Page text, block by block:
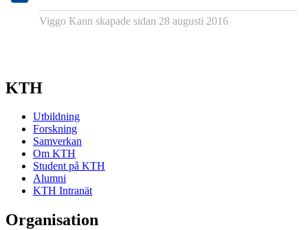
Viggo Kann skapade sidan 28 augusti 2016
KTH
Utbildning
Forskning
Samverkan
Om KTH
Student på KTH
Alumni
KTH Intranät
Organisation